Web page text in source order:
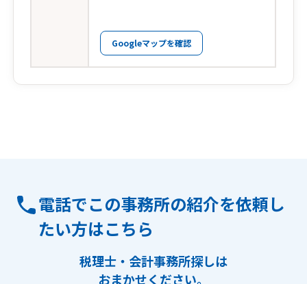
Googleマップを確認
電話でこの事務所の紹介を依頼し
たい方はこちら
税理士・会計事務所探しは
おまかせください。